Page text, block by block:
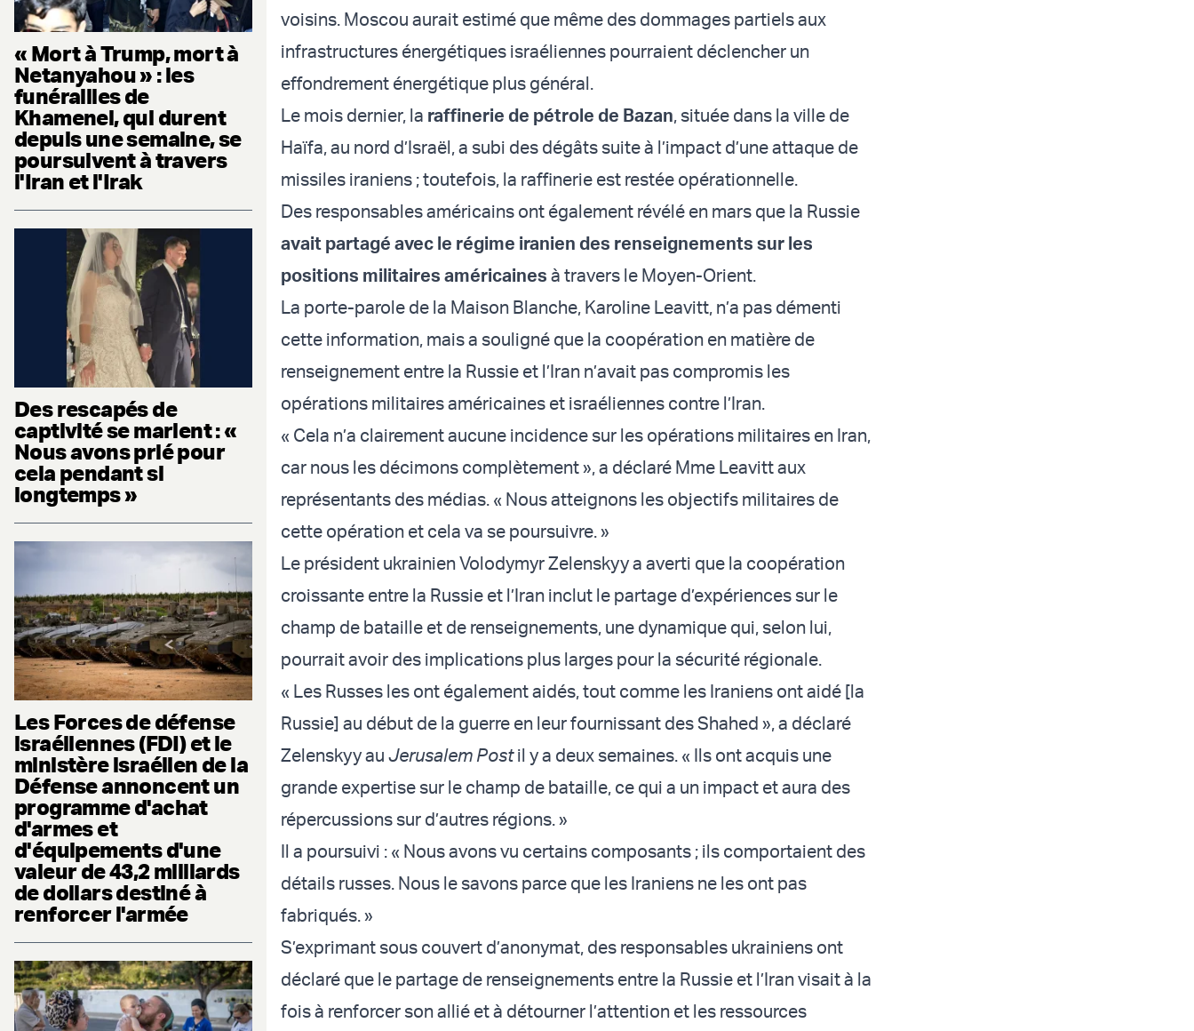
« Mort à Trump, mort à
Netanyahou » : les
funérailles de
Khamenei, qui durent
depuis une semaine, se
poursuivent à travers
l'Iran et l'Irak
Des rescapés de
captivité se marient : «
Nous avons prié pour
cela pendant si
longtemps »
Les Forces de défense
israéliennes (FDI) et le
ministère israélien de la
Défense annoncent un
programme d'achat
d'armes et
d'équipements d'une
valeur de 43,2 milliards
de dollars destiné à
renforcer l'armée
voisins. Moscou aurait estimé que même des dommages partiels aux
infrastructures énergétiques israéliennes pourraient déclencher un
effondrement énergétique plus général.
Le mois dernier, la raffinerie de pétrole de Bazan, située dans la ville de
Haïfa, au nord d’Israël, a subi des dégâts suite à l’impact d’une attaque de
missiles iraniens ; toutefois, la raffinerie est restée opérationnelle.
Des responsables américains ont également révélé en mars que la Russie
avait partagé avec le régime iranien des renseignements sur les
positions militaires américaines à travers le Moyen-Orient.
La porte-parole de la Maison Blanche, Karoline Leavitt, n’a pas démenti
cette information, mais a souligné que la coopération en matière de
renseignement entre la Russie et l’Iran n’avait pas compromis les
opérations militaires américaines et israéliennes contre l’Iran.
« Cela n’a clairement aucune incidence sur les opérations militaires en Iran,
car nous les décimons complètement », a déclaré Mme Leavitt aux
représentants des médias. « Nous atteignons les objectifs militaires de
cette opération et cela va se poursuivre. »
Le président ukrainien Volodymyr Zelenskyy a averti que la coopération
croissante entre la Russie et l’Iran inclut le partage d’expériences sur le
champ de bataille et de renseignements, une dynamique qui, selon lui,
pourrait avoir des implications plus larges pour la sécurité régionale.
« Les Russes les ont également aidés, tout comme les Iraniens ont aidé [la
Russie] au début de la guerre en leur fournissant des Shahed », a déclaré
Zelenskyy au Jerusalem Postil y a deux semaines. « Ils ont acquis une
grande expertise sur le champ de bataille, ce qui a un impact et aura des
répercussions sur d’autres régions. »
Il a poursuivi : « Nous avons vu certains composants ; ils comportaient des
détails russes. Nous le savons parce que les Iraniens ne les ont pas
fabriqués. »
S’exprimant sous couvert d’anonymat, des responsables ukrainiens ont
déclaré que le partage de renseignements entre la Russie et l’Iran visait à la
fois à renforcer son allié et à détourner l’attention et les ressources